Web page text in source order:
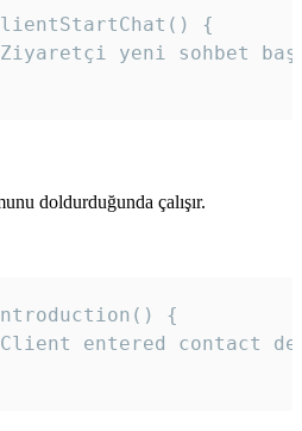
{
yeni sohbet
doldurduğunda çalışır.
{
entered contact